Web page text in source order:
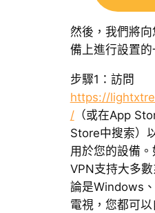
然後，我們將
備上進行設置的
步驟1：訪問
https://
/（或在App
Store中搜索）
用於您的設備
VPN支持大多
論是Windows
電視，您都可以